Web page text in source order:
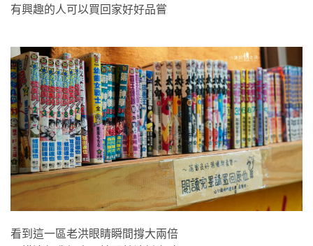
有興趣的人可以買回家好好品嘗
看到這一區老洪眼睛瞬間撐大兩倍